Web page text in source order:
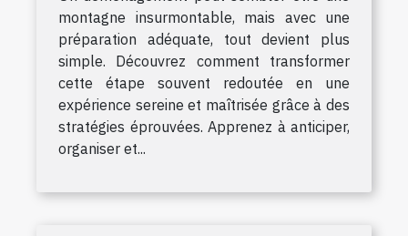
montagne insurmontable, mais avec une
préparation adéquate, tout devient plus
simple. Découvrez comment transformer
cette étape souvent redoutée en une
expérience sereine et maîtrisée grâce à des
stratégies éprouvées. Apprenez à anticiper,
organiser et...